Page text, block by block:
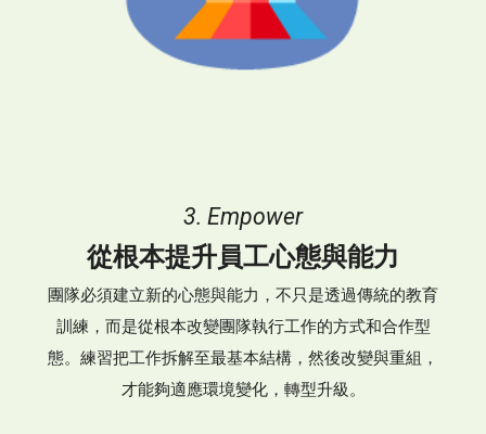
3. Empower
從根本提升員工心態與能力
團隊必須建立新的心態與能力，不只是透過傳統的教育
訓練，而是從根本改變團隊執行工作的方式和合作型
態。練習把工作拆解至最基本結構，然後改變與重組，
才能夠適應環境變化，轉型升級。